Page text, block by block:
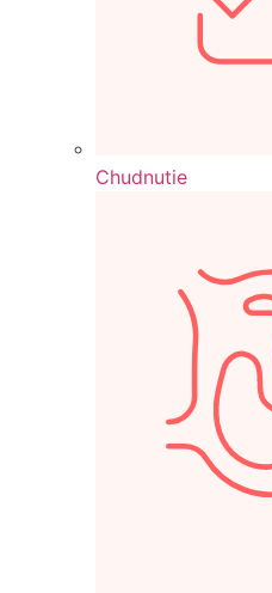
Chudnutie